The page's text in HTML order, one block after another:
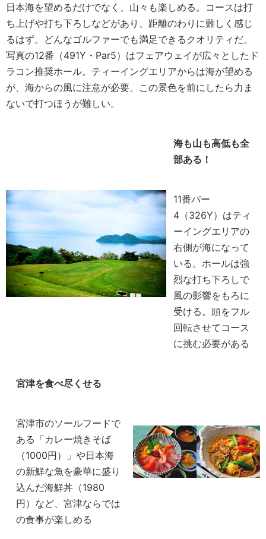
日本海を望めるだけでなく、山々も楽しめる。コースは打
ち上げや打ち下ろしなどがあり、距離のわりに難しく感じ
るはず。どんなゴルファーでも満足できるクオリティだ。
写真の12番（491Y・Par5）はフェアウェイが広々としたド
ラコン推奨ホール。ティーイングエリアからは海が望める
が、海からの風に注意が必要。この景色を前にしたら力ま
ないで打つほうが難しい。
海も山も高低も全
部ある！
11番パー
4（326Y）はティ
ーイングエリアの
右側が海になって
いる。ホールは強
烈な打ち下ろしで
風の影響をもろに
受ける。頭をフル
回転させてコース
に挑む必要がある
宮津を食べ尽くせる
宮津市のソールフードで
ある「カレー焼きそば
（1000円）」や日本海
の新鮮な魚を豪華に盛り
込んだ海鮮丼（1980
円）など、宮津ならでは
の食事が楽しめる